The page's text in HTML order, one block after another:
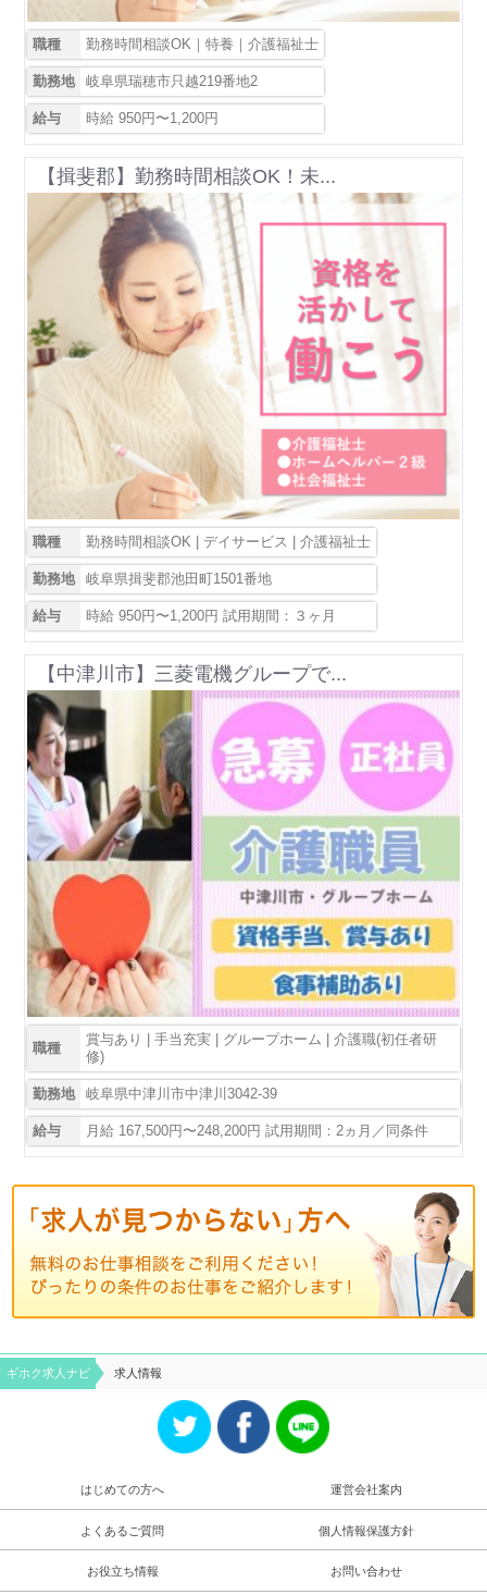
職種 勤務時間相談OK｜特養｜介護福祉士
勤務地 岐阜県瑞穂市只越219番地2
給与 時給 950円〜1,200円
【揖斐郡】勤務時間相談OK！未...
職種 勤務時間相談OK | デイサービス | 介護福祉士
勤務地 岐阜県揖斐郡池田町1501番地
給与 時給 950円〜1,200円 試用期間：３ヶ月
【中津川市】三菱電機グループで...
職種
賞与あり | 手当充実 | グループホーム | 介護職(初任者研
修)
勤務地 岐阜県中津川市中津川3042-39
給与 月給 167,500円〜248,200円 試用期間：2ヵ月／同条件
ギホク求⼈ナビ 求人情報
はじめての方へ 運営会社案内
よくあるご質問 個人情報保護方針
お役立ち情報 お問い合わせ